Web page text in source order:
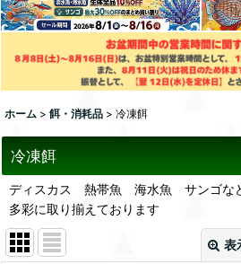
ホーム > 餌・消耗品 > 冷凍餌
冷凍餌
ディスカス 熱帯魚 海水魚 サンゴな
多彩に取り揃えております
表